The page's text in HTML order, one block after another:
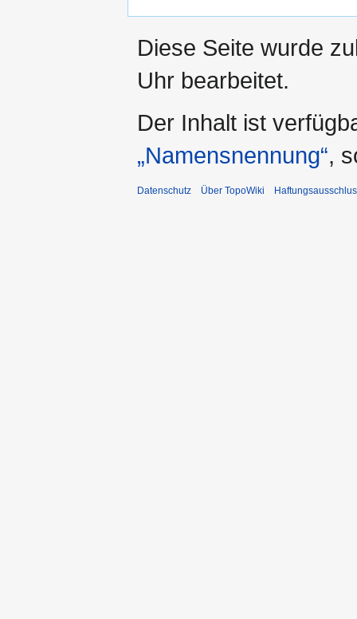
Diese Seite wurde
Uhr bearbeitet.
Der Inhalt ist
„Namensnennung“,
Datenschutz Über TopoWiki